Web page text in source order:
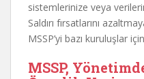
sistemlerinize veya
Saldırı fırsatlarını
MSSP’yi bazı kuruluşlar
MSSP,